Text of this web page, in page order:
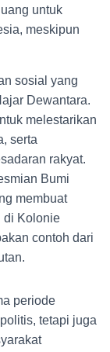
untuk
meskipun
sosial yang
Dewantara.
melestarikan
serta
rakyat.
Bumi
membuat
di Kolonie
contoh dari
periode
tetapi juga